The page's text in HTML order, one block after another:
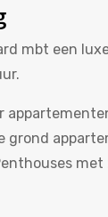
mbt een
grond
met